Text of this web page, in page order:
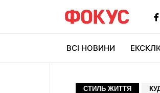
ВСІ НОВИНИ
СТИЛЬ ЖИТТЯ